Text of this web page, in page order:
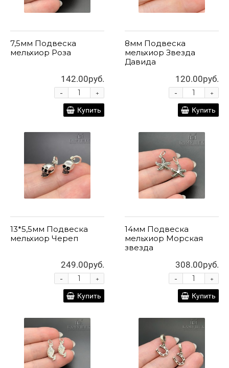
7,5мм Подвеска
мельхиор Роза
142.00руб.
+
-
Купить
8мм Подвеска
мельхиор Звезда
Давида
120.00руб.
+
-
Купить
13*5,5мм Подвеска
мельхиор Череп
249.00руб.
+
-
Купить
14мм Подвеска
мельхиор Морская
звезда
308.00руб.
+
-
Купить